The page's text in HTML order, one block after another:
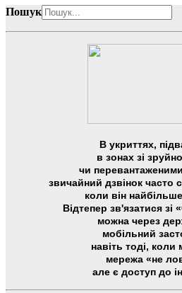
Пошук
В укриттях,
в зонах зі
чи
звичайний дзвінок часто
коли він
Відтепер зв'язатися
можна через
мобільний
навіть тоді, коли
мережа «не
але є доступ до